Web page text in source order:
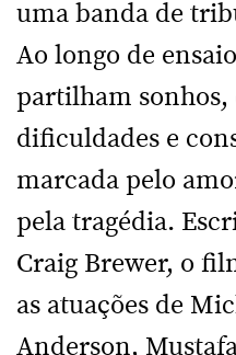
uma banda de
Ao longo de
partilham
dificuldades e
marcada pelo
pela tragédia.
Craig Brewer, o
as atuações de
Anderson,